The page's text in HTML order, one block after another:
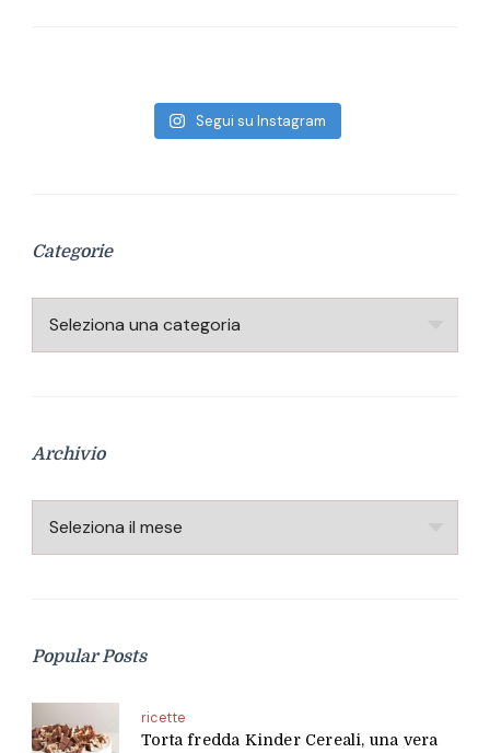
Segui su Instagram
Categorie
Categorie
Archivio
Archivio
Popular Posts
ricette
Torta fredda Kinder Cereali, una vera